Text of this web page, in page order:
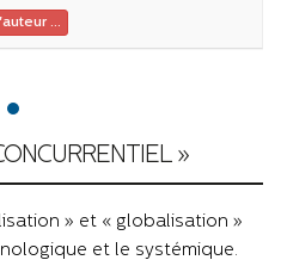
...
»
» et « globalisation »
et le systémique.